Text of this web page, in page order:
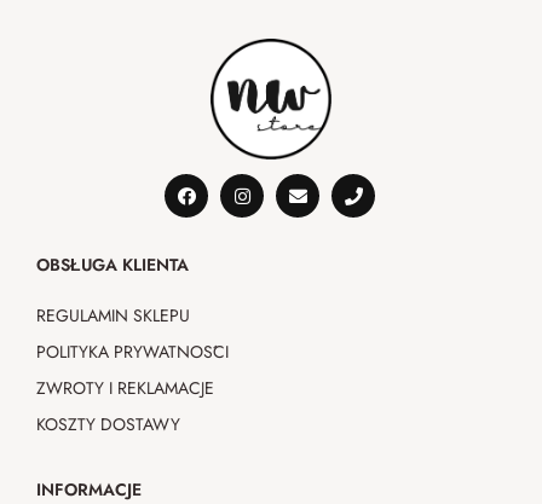
OBSŁUGA KLIENTA
REGULAMIN SKLEPU
POLITYKA PRYWATNOŚCI
ZWROTY I REKLAMACJE
KOSZTY DOSTAWY
INFORMACJE